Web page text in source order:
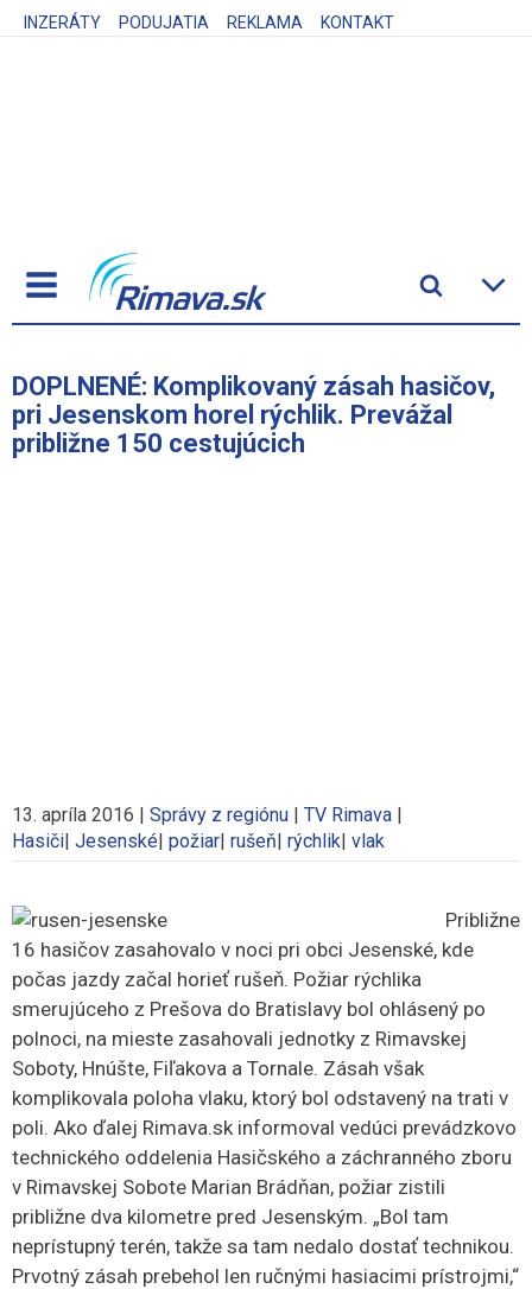
INZERÁTY PODUJATIA REKLAMA KONTAKT
DOPLNENÉ: Komplikovaný zásah hasičov,
pri Jesenskom horel rýchlik. Prevážal
približne 150 cestujúcich
13. apríla 2016 | Správy z regiónu | TV Rimava |
Hasiči| Jesenské| požiar| rušeň| rýchlik| vlak
Približne
16 hasičov zasahovalo v noci pri obci Jesenské, kde
počas jazdy začal horieť rušeň. Požiar rýchlika
smerujúceho z Prešova do Bratislavy bol ohlásený po
polnoci, na mieste zasahovali jednotky z Rimavskej
Soboty, Hnúšte, Fiľakova a Tornale. Zásah však
komplikovala poloha vlaku, ktorý bol odstavený na trati v
poli. Ako ďalej Rimava.sk informoval vedúci prevádzkovo
technického oddelenia Hasičského a záchranného zboru
v Rimavskej Sobote Marian Brádňan, požiar zistili
približne dva kilometre pred Jesenským. „Bol tam
neprístupný terén, takže sa tam nedalo dostať technikou.
Prvotný zásah prebehol len ručnými hasiacimi prístrojmi,“